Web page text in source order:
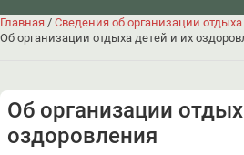
Главная / Сведения об организации
Об организации отдыха детей и их
Об организации
оздоровления